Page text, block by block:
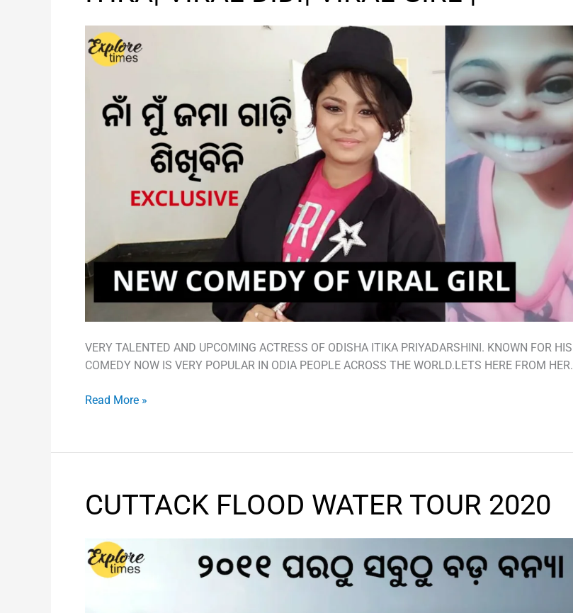
VERY TALENTED AND UPCOMING ACTRESS OF ODISHA ITIKA PRIYADARSHINI. KNOWN FOR HIS
COMEDY NOW IS VERY POPULAR IN ODIA PEOPLE ACROSS THE WORLD.LETS HERE FROM HER.
ACTRESS
ITIKA|
VIRAL
VIRAL
GIRL
Read More »
CUTTACK FLOOD WATER TOUR 2020
CUTTACK
FLOOD
TOUR
2020